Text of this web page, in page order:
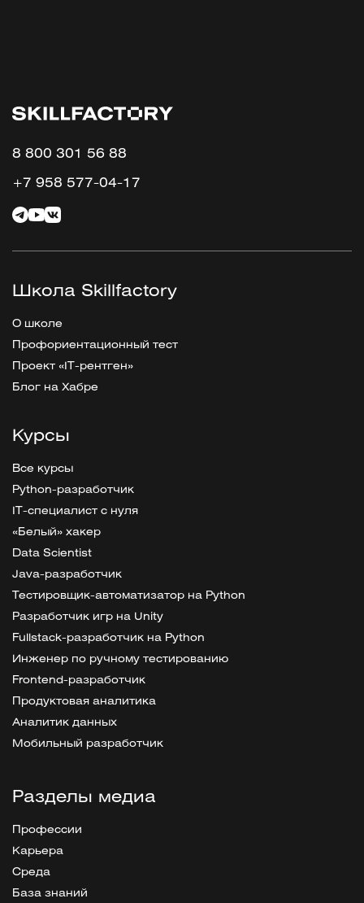
8 800 301 56 88
+7 958 577-04-17
Школа Skillfactory
О школе
Профориентационный тест
Проект «IT-рентген»
Блог на Хабре
Курсы
Все курсы
Python-разработчик
IT-специалист с нуля
«Белый» хакер
Data Scientist
Java-разработчик
Тестировщик-автоматизатор на Python
Разработчик игр на Unity
Fullstack-разработчик на Python
Инженер по ручному тестированию
Frontend-разработчик
Продуктовая аналитика
Аналитик данных
Мобильный разработчик
Разделы медиа
Профессии
Карьера
Среда
База знаний